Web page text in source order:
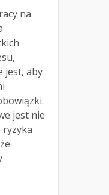
na
jest, aby
jest nie